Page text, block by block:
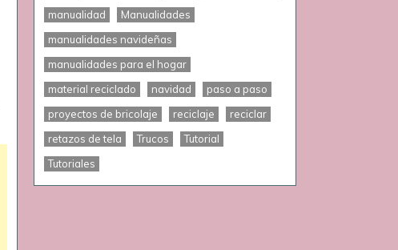
manualidad
Manualidades
manualidades navideñas
manualidades para el hogar
material reciclado
navidad
paso a paso
proyectos de bricolaje
reciclaje
reciclar
retazos de tela
Trucos
Tutorial
Tutoriales